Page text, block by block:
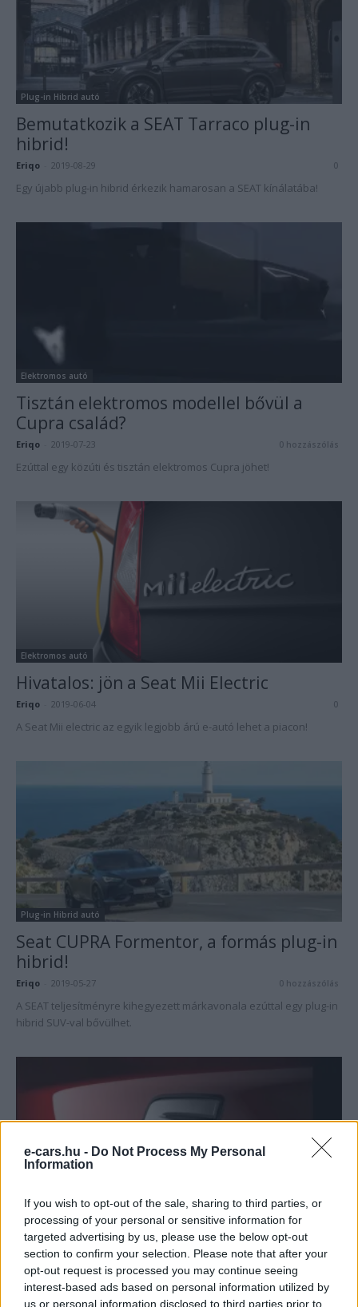
e-cars.hu - Do Not Process My Personal
Information
If you wish to opt-out of the sale, sharing to third parties, or
processing of your personal or sensitive information for
targeted advertising by us, please use the below opt-out
section to confirm your selection. Please note that after your
opt-out request is processed you may continue seeing
interest-based ads based on personal information utilized by
us or personal information disclosed to third parties prior to
Plug-in Hibrid autó
Bemutatkozik a SEAT Tarraco plug-in
hibrid!
Eriqo 2019-08-29 0
Egy újabb plug-in hibrid érkezik hamarosan a SEAT kínálatába!
Elektromos autó
Tisztán elektromos modellel bővül a
Cupra család?
Eriqo 2019-07-23 0 hozzászólás
Ezúttal egy közúti és tisztán elektromos Cupra jöhet!
Elektromos autó
Hivatalos: jön a Seat Mii Electric
Eriqo 2019-06-04 0
A Seat Mii electric az egyik legjobb árú e-autó lehet a piacon!
Plug-in Hibrid autó
Seat CUPRA Formentor, a formás plug-in
hibrid!
Eriqo 2019-05-27 0 hozzászólás
A SEAT teljesítményre kihegyezett márkavonala ezúttal egy plug-in
hibrid SUV-val bővülhet.
Elektromos autó
4 Plug-in hibrid és 2 elektromos autón
dolgozik a SEAT
Eriqo 2019-03-28 0 hozzászólás
A Seat sem maradhat ki az elektromos offenzívából, amire a VW